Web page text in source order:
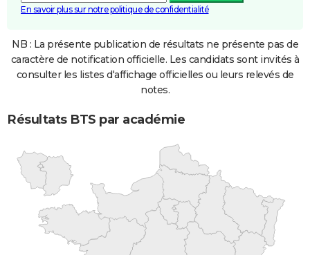
En savoir plus sur notre politique de confidentialité
NB : La présente publication de résultats ne présente pas de
caractère de notification officielle. Les candidats sont invités à
consulter les listes d'affichage officielles ou leurs relevés de
notes.
Résultats BTS par académie